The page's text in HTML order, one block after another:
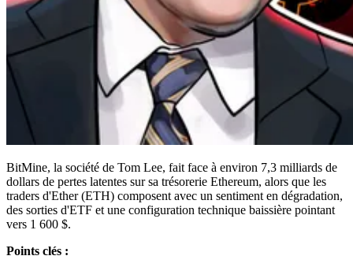
BitMine, la société de Tom Lee, fait face à environ 7,3 milliards de
dollars de pertes latentes sur sa trésorerie Ethereum, alors que les
traders d'Ether (ETH) composent avec un sentiment en dégradation,
des sorties d'ETF et une configuration technique baissière pointant
vers 1 600 $.
Points clés :